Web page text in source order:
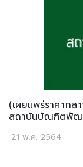
(เผยแพร่ราคากล
สถาบันบัณฑิตพัฒน
21 พ.ค. 2564